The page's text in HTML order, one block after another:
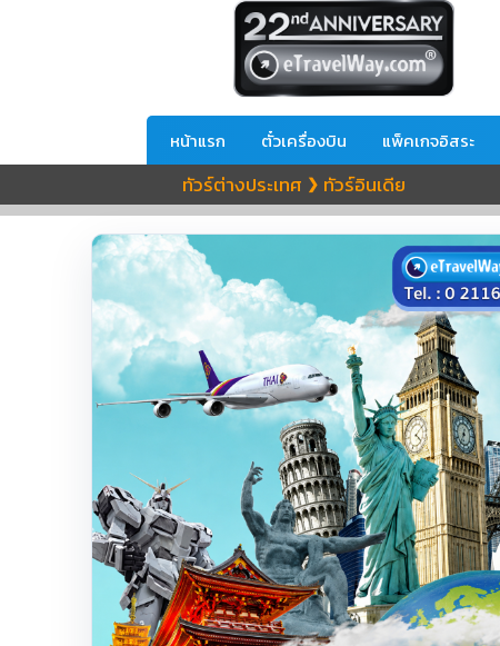
หน้าแรก ตั๋วเครื่องบิน แพ็คเกจอิสระ
ทัวร์ต่างประเทศ ❯ ทัวร์อินเดีย